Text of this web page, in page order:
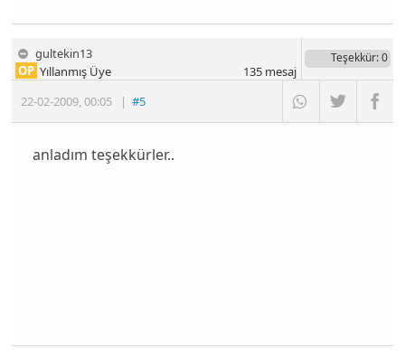
gultekin13
22-02-2009,00:05 |#5
OP Yıllanmış Üye
Teşekkür: 0
135mesaj
anladım teşekkürler..